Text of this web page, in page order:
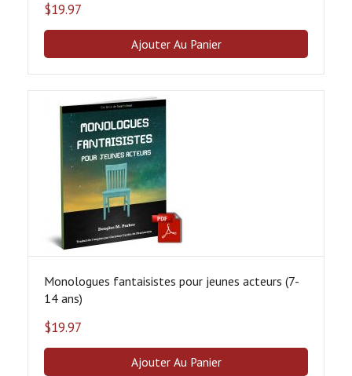
$19.97
Ajouter Au Panier
Monologues fantaisistes pour jeunes acteurs (7-
14 ans)
$19.97
Ajouter Au Panier